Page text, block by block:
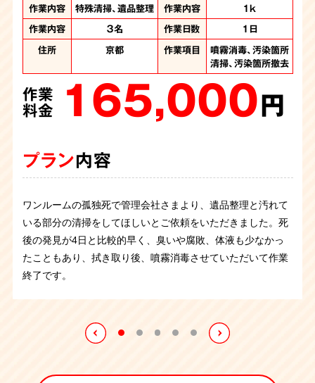
作業内容 特殊清掃、遺品整理 作業内容
1ｋ
作業内容
３名 作業日数
1日
住所
京都 作業項目
噴霧消毒、汚染箇所
清掃、汚染箇所撤去
作業
料金 165,000円
プラン内容
ワンルームの孤独死で管理会社さまより、遺品整理と汚れて
いる部分の清掃をしてほしいとご依頼をいただきました。死
後の発見が4日と比較的早く、臭いや腐敗、体液も少なかっ
たこともあり、拭き取り後、噴霧消毒させていただいて作業
終了です。
作業内容
特殊清掃、ゴミ屋敷
片付け
間取り 4LDK
作業人数 8名 作業時間
10時間
汚染か所清掃、汚染
か所撤去、大量の不
用品処分、遺品整理
作業 480,000
プラン内容
京都府のお客さまより、ゴミ屋敷で孤独死されたというご依
頼を受け、片付けに伴い遺品整理と特殊清掃を承りました。
孤独死現場ということで特殊清掃と遺品整理、そして部屋の
片付けをさせていただきました。現場は刺激臭と大量の害虫
が繁殖していたので大変な作業になりました。丸2日かけて
の作業となりましたが無事に終えることが出来ました。
作業内容 特殊清掃、遺品整理 間取り
3DK
作業人数
7名 作業日数
2日
住所
京都 作業項目
遺品整理、噴霧消
毒、汚染箇所清掃、
汚染箇所撤去、汚染
箇所解体、オゾン施
工
料金 880,000
プラン内容
トイレでの孤独死、特殊清掃作業です。死後発見が遅かった
ので腐敗が進行し体液が下地にも広がっていました。異臭も
発生していたので体液が染みた床など汚染箇所は全て取り払
ってオゾン施工を行うことになりました。作業が終わるとご
作業内容
遺品整理、ゴミ屋敷
片付け
間取り 4LDKの主に1階
作業人数 計8名 作業時間
2日間
遺品整理、大量の不
用品回収、噴霧消
毒、汚染物の撤去
作業 360,000
プラン内容
ここ最近、ゴミ屋敷で孤独死されたというご依頼がいくつか
ありましたが、コチラも同じ状況です。しかし今回は丸2日
の作業となり特に大変でした。ご遺体は死後すぐに搬送され
たとの事で孤独死の現場特有の異臭はありませんでしたがゴ
ミの中に大量の害虫が繁殖していたのです。1日目は害虫が
動き回る中で片付け、作業終了後に害虫駆除剤を燻煙し、2
日目の作業に入りました。
作業内容 特殊清掃、遺品整理 間取り
3K
作業人数
5名 作業日数
1日
住所
京都 作業項目
遺品整理、噴霧消
毒、汚染箇所清掃、
汚染箇所撤去
作業
料金 220,000円
プラン内容
親族から孤独死の特殊清掃のご依頼です。ベットの上でお亡
くなられたようで臭いがある状態でした。しかし、布団やベ
ッドを運び出して片付けていくうちに臭いはやわらぎ、作業
後に噴霧消毒させていただきました。作業中に出てきたお写